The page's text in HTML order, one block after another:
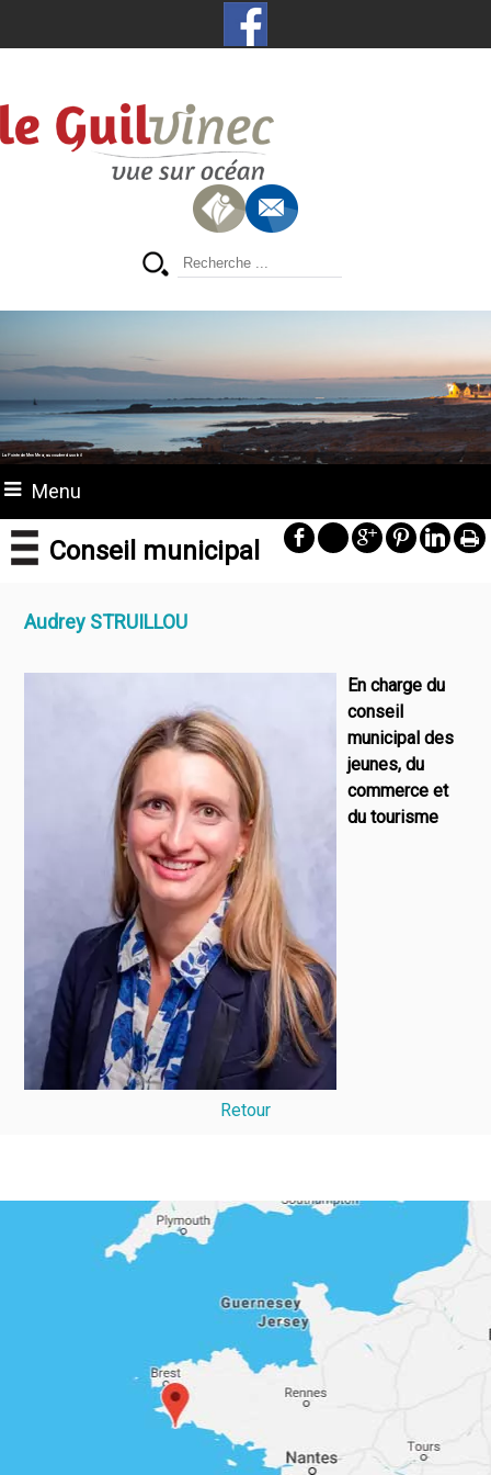
La Pointe de Men Meur, au coucher du soleil
Menu
Conseil municipal
Audrey STRUILLOU
En charge du
conseil
municipal des
jeunes, du
commerce et
du tourisme
Retour